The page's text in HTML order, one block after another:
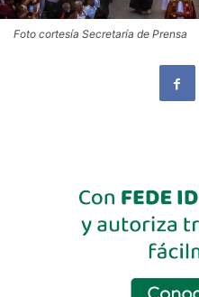
Foto cortesía Secretaría de Prensa